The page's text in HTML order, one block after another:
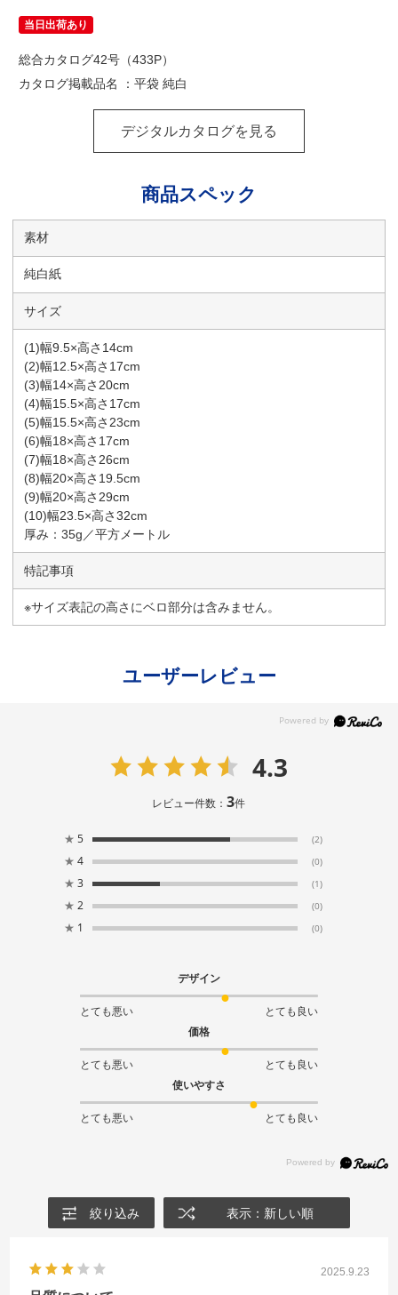
当日出荷あり
総合カタログ42号（433P）
カタログ掲載品名 ：平袋 純白
デジタルカタログを見る
商品スペック
素材
純白紙
サイズ
(1)幅9.5×高さ14cm
(2)幅12.5×高さ17cm
(3)幅14×高さ20cm
(4)幅15.5×高さ17cm
(5)幅15.5×高さ23cm
(6)幅18×高さ17cm
(7)幅18×高さ26cm
(8)幅20×高さ19.5cm
(9)幅20×高さ29cm
(10)幅23.5×高さ32cm
厚み：35g／平方メートル
特記事項
※サイズ表記の高さにベロ部分は含みません。
ユーザーレビュー
4.3
レビュー件数：3件
★ 5 (2)
★ 4 (0)
★ 3 (1)
★ 2 (0)
★ 1 (0)
デザイン
とても悪い
とても良い
価格
とても悪い
とても良い
使いやすさ
とても悪い とても良い
絞り込み 表示：新しい順
2025.9.23